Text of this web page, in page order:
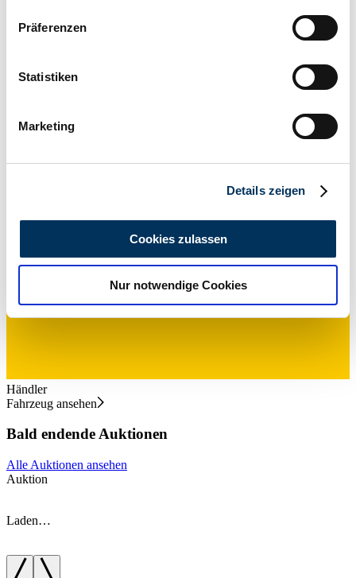
Informationen über Ihre geografische Lage
können
bestimmten Merkmalen (Fingerprinting) identifizieren
Erfahren Sie mehr darüber, wie Ihre persönlichen Daten
analysieren. Außerdem geben wir Informationen zu Ihrer
Verwendung unserer Website an unsere Partner für
soziale Medien, Werbung und Analysen weiter. Unsere
gesammelt haben.Datenschutzerklärung
Präferenzen
Statistiken
Marketing
Details zeigen
Cookies zulassen
Nur notwendige Cookies
Händler
Fahrzeug ansehen
Bald endende Auktionen
Alle Auktionen ansehen
Auktion
Laden…